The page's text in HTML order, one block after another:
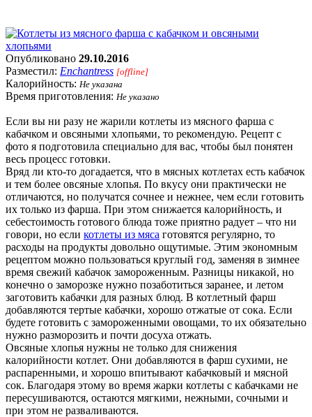
Опубликовано 29.10.2016
Разместил: Enchantress [offline]
Калорийность: Не указана
Время приготовления: Не указано
Если вы ни разу не жарили котлеты из мясного фарша с
кабачком и овсяными хлопьями, то рекомендую. Рецепт с
фото я подготовила специально для вас, чтобы был понятен
весь процесс готовки.
Вряд ли кто-то догадается, что в мясных котлетах есть кабачок
и тем более овсяные хлопья. По вкусу они практически не
отличаются, но получатся сочнее и нежнее, чем если готовить
их только из фарша. При этом снижается калорийность, и
себестоимость готового блюда тоже приятно радует – что ни
говори, но если котлеты из мяса готовятся регулярно, то
расходы на продукты довольно ощутимые. Этим экономным
рецептом можно пользоваться круглый год, заменяя в зимнее
время свежий кабачок замороженным. Разницы никакой, но
конечно о заморозке нужно позаботиться заранее, и летом
заготовить кабачки для разных блюд. В котлетный фарш
добавляются тертые кабачки, хорошо отжатые от сока. Если
будете готовить с замороженными овощами, то их обязательно
нужно разморозить и почти досуха отжать.
Овсяные хлопья нужны не только для снижения
калорийности котлет. Они добавляются в фарш сухими, не
распаренными, и хорошо впитывают кабачковый и мясной
сок. Благодаря этому во время жарки котлеты с кабачками не
пересушиваются, остаются мягкими, нежными, сочными и
при этом не разваливаются.